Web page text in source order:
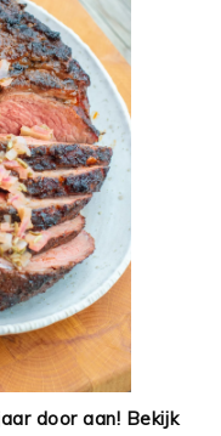
door aan! Bekijk